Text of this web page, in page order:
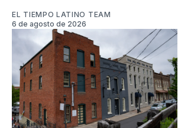
EL TIEMPO LATINO TEAM
6 de agosto de 2026